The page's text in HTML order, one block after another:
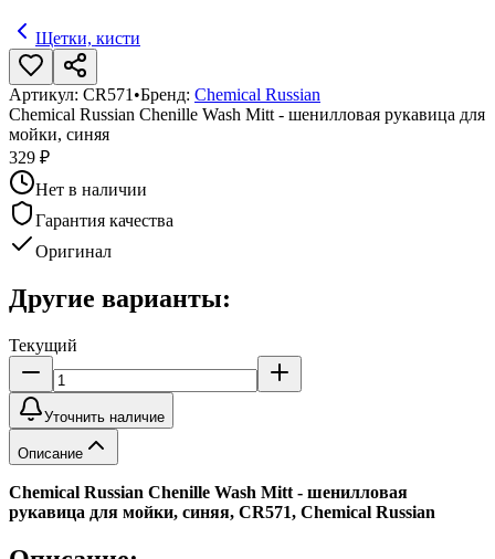
Щетки, кисти
Артикул: CR571 •Бренд: Chemical Russian
Chemical Russian Chenille Wash Mitt - шенилловая рукавица для
мойки, синяя
329 ₽
Нет в наличии
Гарантия качества
Оригинал
Другие варианты:
Текущий
Уточнить наличие
Описание
Chemical Russian Chenille Wash Mitt - шенилловая
рукавица для мойки, синяя, CR571, Chemical Russian